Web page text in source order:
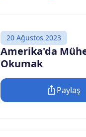
20 Ağustos 2023
Amerika'da
Okumak
Paylaş